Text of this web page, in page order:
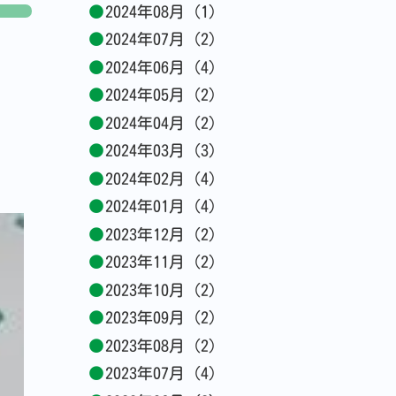
2024年08月 (1)
2024年07月 (2)
2024年06月 (4)
2024年05月 (2)
2024年04月 (2)
2024年03月 (3)
2024年02月 (4)
2024年01月 (4)
2023年12月 (2)
2023年11月 (2)
2023年10月 (2)
2023年09月 (2)
2023年08月 (2)
2023年07月 (4)